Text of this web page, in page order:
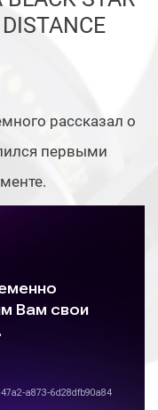
рассказал о
первыми